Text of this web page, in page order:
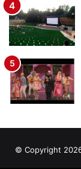
© Copyright